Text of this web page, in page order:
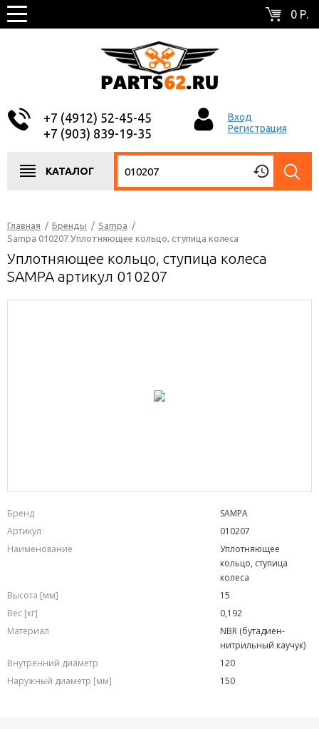
0 Р.
+7 (4912) 52-45-45
+7 (903) 839-19-35
Вход
Регистрация
КАТАЛОГ
Главная / Бренды / Sampa /
Sampa 010207 Уплотняющее кольцо, ступица колеса
Уплотняющее кольцо, ступица колеса
SAMPA артикул 010207
Бренд
SAMPA
Артикул
010207
Наименование
Уплотняющее
кольцо, ступица
колеса
Высота [мм]
15
Вес [кг]
0,192
Материал
NBR (бутадиен-
нитрильный каучук)
Внутренний диаметр
120
Наружный диаметр [мм]
150